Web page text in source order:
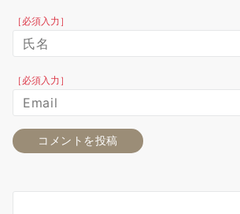
［必須入力］
［必須入力］